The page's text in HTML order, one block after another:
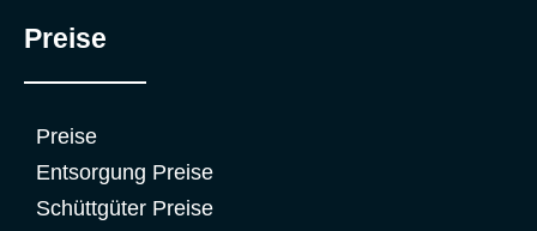
Preise
Preise
Entsorgung Preise
Schüttgüter Preise